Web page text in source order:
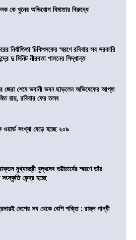
কে খুনের অভিযোগ বিমাতার বিরুদ্ধে
নির্যাতিতা চিকিৎসকের স্মরণে রবিবার সব সরকারি
দু মিনিট নীরবতা পালনের সিদ্ধান্ত
জেরা শেষে ভবানী ভবন ছাড়লেন অভিষেকের আপ্ত
রায়, রবিবার ফের তলব
সংখ্যা বেড়ে হচ্ছে ২০৯
মুখ্যমন্ত্রী বুদ্ধদেব ভট্টাচার্যের স্মরণে তাঁর
কেন্দ্র হচ্ছে
দেশের সব থেকে বেশি শক্তি : রাহুল গান্ধী